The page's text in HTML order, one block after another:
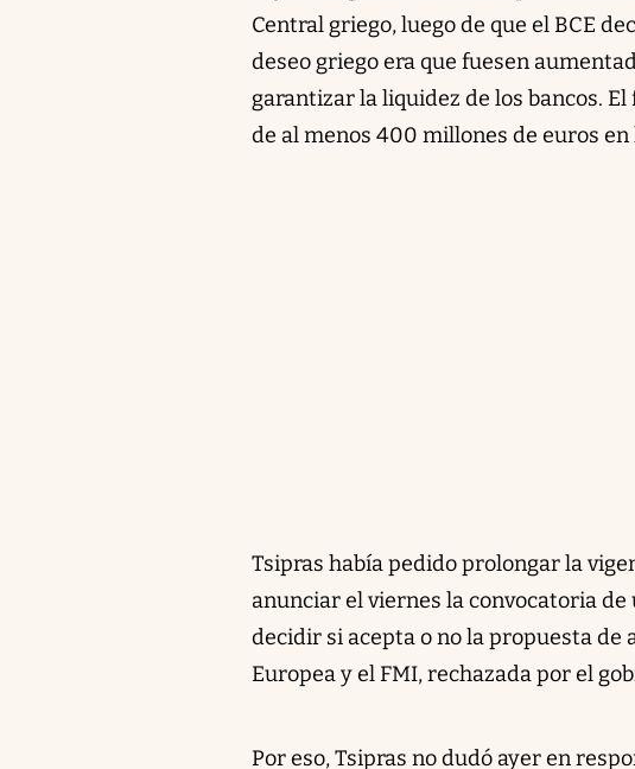
Central griego, luego de que el BCE
deseo griego era que fuesen
garantizar la liquidez de los bancos.
de al menos 400 millones de euros
Tsipras había pedido prolongar la
anunciar el viernes la convocatoria
decidir si acepta o no la propuesta de
Europea y el FMI, rechazada por el
Por eso, Tsipras no dudó ayer en